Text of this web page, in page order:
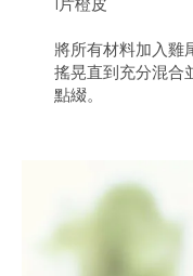
將所有材料加入雞
搖晃直到充分混合
點綴。